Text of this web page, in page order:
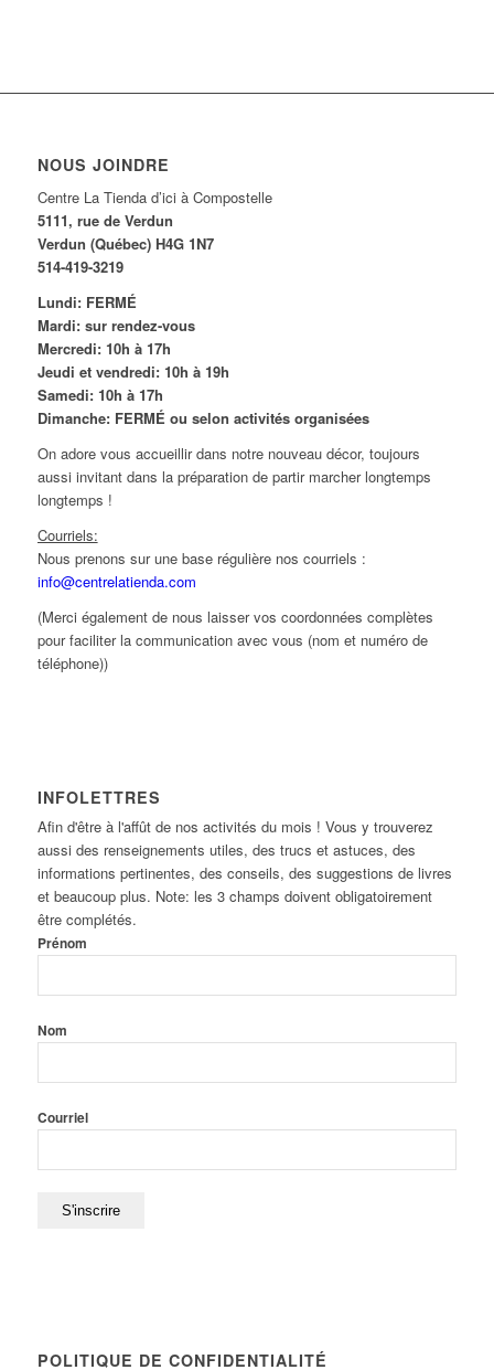
NOUS JOINDRE
Centre La Tienda d’ici à Compostelle
5111, rue de Verdun
Verdun (Québec) H4G 1N7
514-419-3219
Lundi: FERMÉ
Mardi: sur rendez-vous
Mercredi: 10h à 17h
Jeudi et vendredi: 10h à 19h
Samedi: 10h à 17h
Dimanche: FERMÉ ou selon activités organisées
On adore vous accueillir dans notre nouveau décor, toujours
aussi invitant dans la préparation de partir marcher longtemps
longtemps !
Courriels:
Nous prenons sur une base régulière nos courriels :
info@centrelatienda.com
(Merci également de nous laisser vos coordonnées complètes
pour faciliter la communication avec vous (nom et numéro de
téléphone))
INFOLETTRES
Afin d'être à l'affût de nos activités du mois ! Vous y trouverez
aussi des renseignements utiles, des trucs et astuces, des
informations pertinentes, des conseils, des suggestions de livres
et beaucoup plus. Note: les 3 champs doivent obligatoirement
être complétés.
Prénom
Nom
Courriel
POLITIQUE DE CONFIDENTIALITÉ